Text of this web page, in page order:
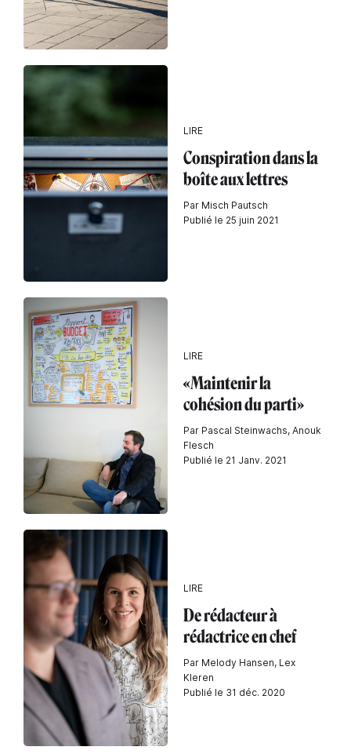
LIRE
Conspiration dans la
boîte aux lettres
Par Misch Pautsch
Publié le 25 juin 2021
LIRE
«Maintenir la
cohésion du parti»
Par Pascal Steinwachs, Anouk
Flesch
Publié le 21 Janv. 2021
LIRE
De rédacteur à
rédactrice en chef
Par Melody Hansen, Lex
Kleren
Publié le 31 déc. 2020